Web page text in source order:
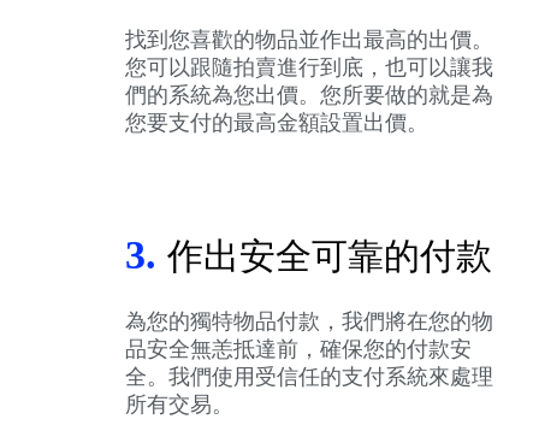
找到您喜歡的物品並作出最高的出價。
您可以跟隨拍賣進行到底，也可以讓我
們的系統為您出價。您所要做的就是為
您要支付的最高金額設置出價。
3. 作出安全可靠的付款
為您的獨特物品付款，我們將在您的物
品安全無恙抵達前，確保您的付款安
全。我們使用受信任的支付系統來處理
所有交易。